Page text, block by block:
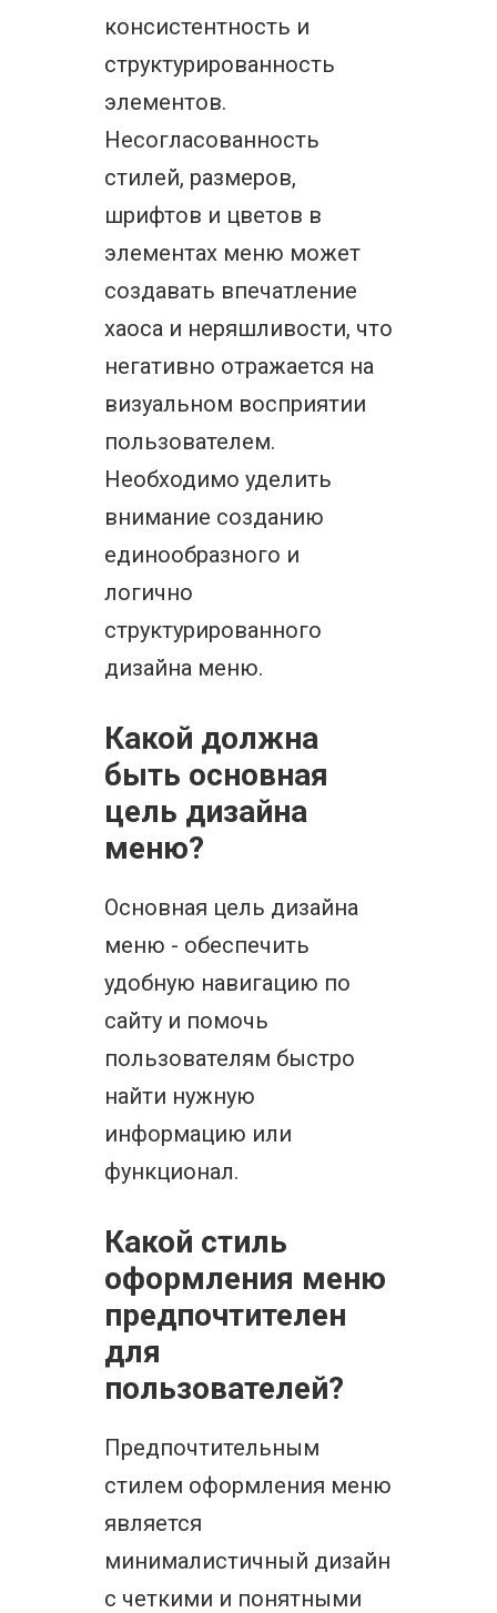
консистентность и
структурированность
элементов.
Несогласованность
стилей, размеров,
шрифтов и цветов в
элементах меню может
создавать впечатление
хаоса и неряшливости, что
негативно отражается на
визуальном восприятии
пользователем.
Необходимо уделить
внимание созданию
единообразного и
логично
структурированного
дизайна меню.
Какой должна
быть основная
цель дизайна
меню?
Основная цель дизайна
меню - обеспечить
удобную навигацию по
сайту и помочь
пользователям быстро
найти нужную
информацию или
функционал.
Какой стиль
оформления меню
предпочтителен
для
пользователей?
Предпочтительным
стилем оформления меню
является
минималистичный дизайн
с четкими и понятными